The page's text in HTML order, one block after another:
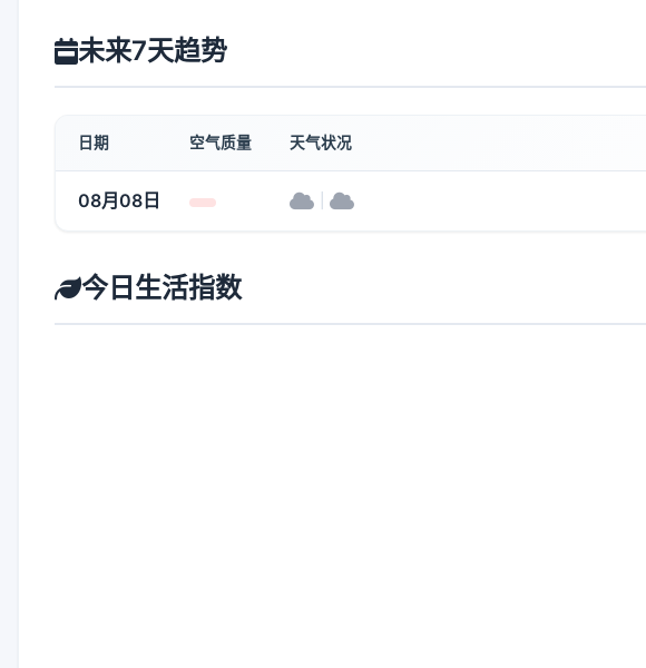
未来7天趋势
日期 空气质量 天气状况
08月08日
今日生活指数